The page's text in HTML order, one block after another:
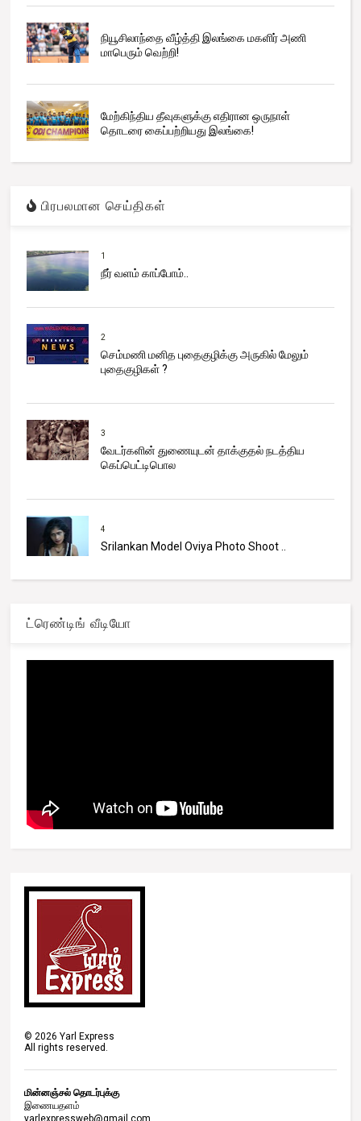
நியூசிலாந்தை வீழ்த்தி இலங்கை மகளிர் அணி
மாபெரும் வெற்றி!
மேற்கிந்திய தீவுகளுக்கு எதிரான ஒருநாள்
தொடரை கைப்பற்றியது இலங்கை!
பிரபலமான செய்திகள்
1
நீர் வளம் காப்போம்..
2
செம்மணி மனித புதைகுழிக்கு அருகில் மேலும்
புதைகுழிகள் ?
3
வேடர்களின் துணையுடன் தாக்குதல் நடத்திய
கெப்பெட்டிபொல
4
Srilankan Model Oviya Photo Shoot ..
ட்ரெண்டிங் வீடியோ
©2026 Yarl Express
All rights reserved.
மின்னஞ்சல் தொடர்புக்கு
இணையதளம்
yarlexpressweb@gmail.com